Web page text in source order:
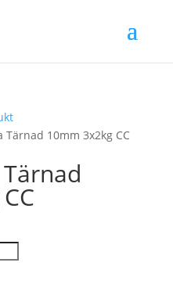
10mm 3x2kg CC